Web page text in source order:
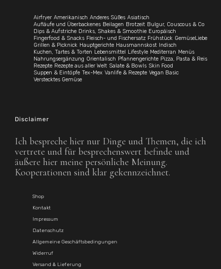
Airfryer Amerikanisch Anderes Süßes Asiatisch
Aufläufe und Überbackenes Beilagen Brotzeit Bulgur, Couscous & Co
Dips & Aufstriche Drinks, Shakes & Smoothie Europäisch
Fingerfood & Snacks Fleisch- und Fischersatz Frühstück GemüseLiebe
Grillen & Picknick Hauptgerichte Hausmannskost Indisch
Kuchen, Tartes & Torten Lebensmittel Lifestyle Mediterran Menüs
Nahrungsergänzung Orientalisch Pfannengerichte Pizza, Pasta & Reis
Rezepte Rezepte aus aller Welt Salate & Bowls Skin Food
Suppen & Eintöpfe Tex-Mex Vanlife & Rezepte Vegan Basic
Verstecktes Gemüse
Disclaimer
Ich bespreche hier nur Dinge und Themen, die ich
vertrete und für besprechenswert befinde und
äußere hier meine persönliche Meinung.
Kooperationen sind klar gekennzeichnet.
Shop
Kontakt
Impressum
Datenschutz
Allgemeine Geschäftsbedingungen
Widerruf
Versand & Lieferung